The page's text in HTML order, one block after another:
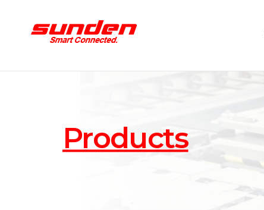
Products